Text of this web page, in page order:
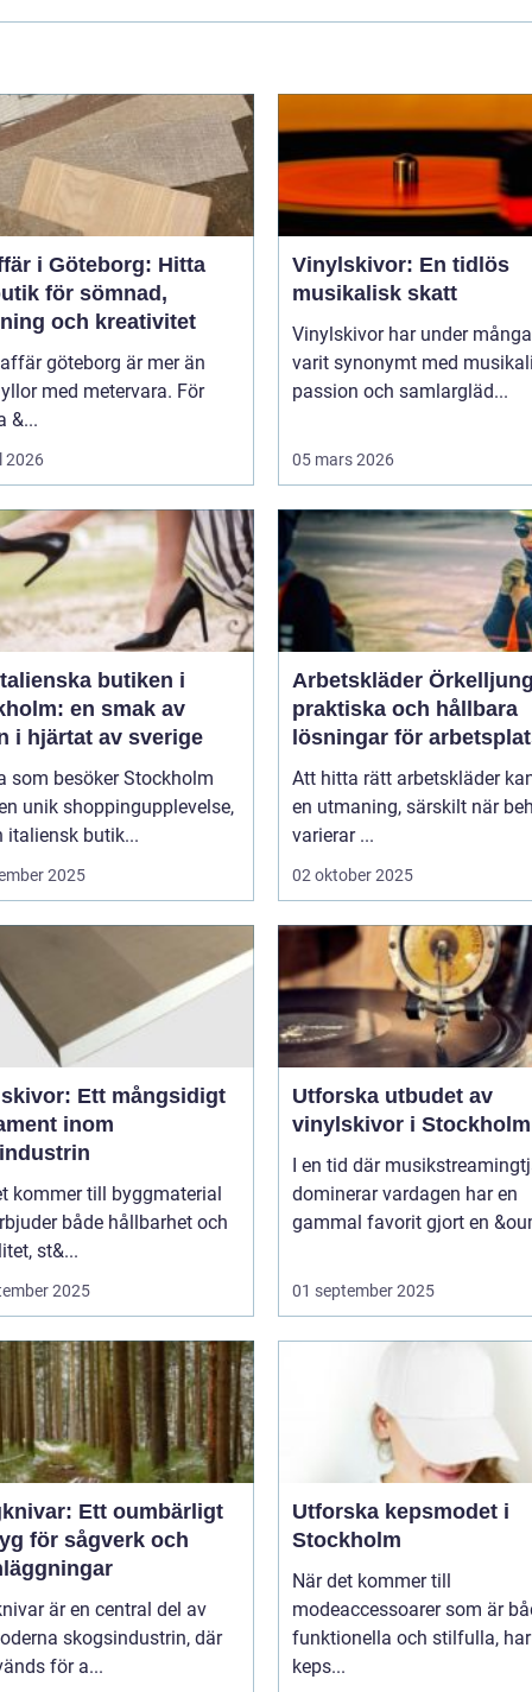
i Göteborg: Hitta
för sömnad,
och kreativitet
göteborg är mer än
med metervara. För
&...
2026
Vinylskivor: En tidlös
musikalisk skatt
Vinylskivor har under
varit synonymt med
passion och samlargläd...
05 mars 2026
butiken i
en smak av
i hjärtat av sverige
som besöker Stockholm
unik shoppingupplevelse,
italiensk butik...
2025
Arbetskläder
praktiska och hållbara
lösningar för
Att hitta rätt arbetskläder
en utmaning, särskilt när
varierar ...
02 oktober 2025
Ett mångsidigt
inom
kommer till byggmaterial
både hållbarhet och
st&...
2025
Utforska utbudet av
vinylskivor i Stockholm
I en tid där
dominerar vardagen har en
gammal favorit gjort en
01 september 2025
Ett oumbärligt
för sågverk och
är en central del av
skogsindustrin, där
för a...
Utforska kepsmodet i
Stockholm
När det kommer till
modeaccessoarer som är
funktionella och stilfulla, har
keps...